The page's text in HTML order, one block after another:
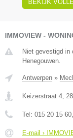
BEKIJK
IMMOVIEW -
Niet gevestigd
Henegouwen.
Antwerpen »
Keizerstraat 4
Tel: 015 20 15 60
E-mail ›